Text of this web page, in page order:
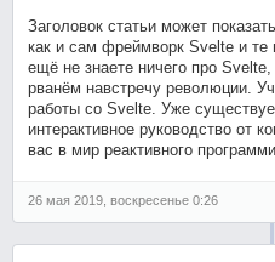
Заголовок статьи может
как и сам фреймворк Svelte и
ещё не знаете ничего про
рванём навстречу революции.
работы со Svelte. Уже
интерактивное руководство от
вас в мир реактивного
26 мая 2019, воскресенье 0:26